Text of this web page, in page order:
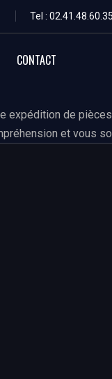
Tel : 02.41.48.60.35
CONTACT
expédition de
et vous